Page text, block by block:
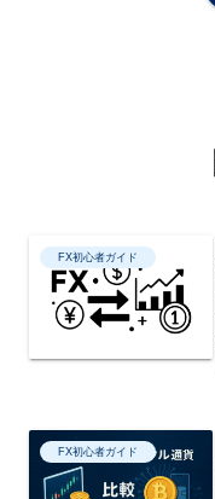
FX初心者ガイド
FX初心者ガイド